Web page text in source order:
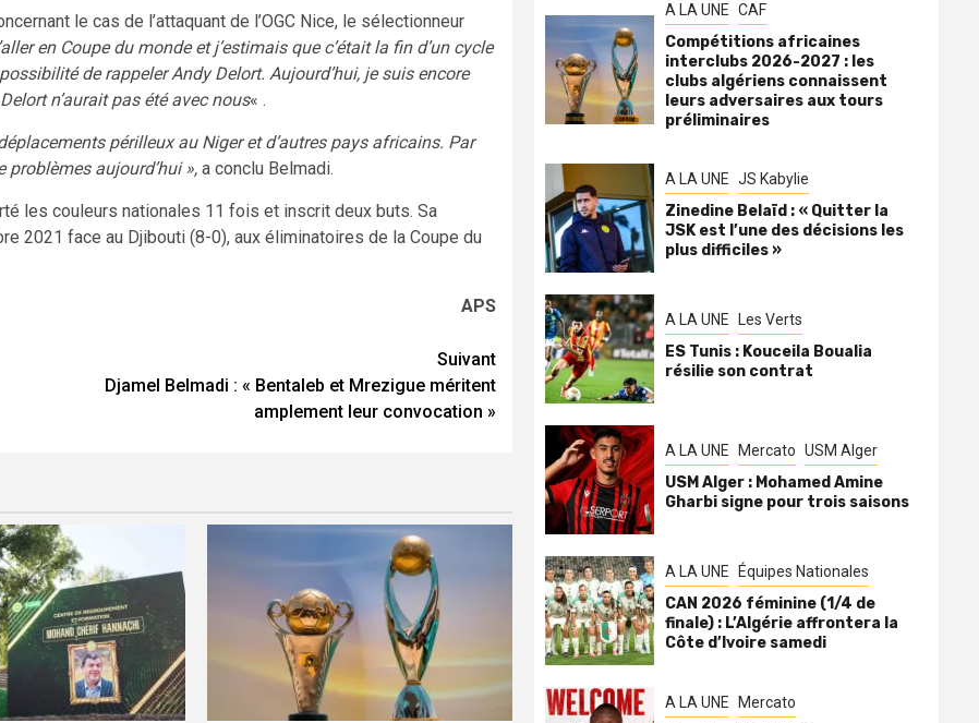
le cas de l’attaquant de l’OGC Nice, le sélectionneur
en Coupe du monde et j’estimais que c’était la fin d’un cycle
de rappeler Andy Delort. Aujourd’hui, je suis encore
n’aurait pas été avec nous« .
périlleux au Niger et d’autres pays africains. Par
aujourd’hui », a conclu Belmadi.
les couleurs nationales 11 fois et inscrit deux buts. Sa
2021 face au Djibouti (8-0), aux éliminatoires de la Coupe du
APS
Suivant
Djamel Belmadi : « Bentaleb et Mrezigue méritent
amplement leur convocation »
A LA UNE CAF
Compétitions africaines
interclubs 2026-2027 : les
clubs algériens connaissent
leurs adversaires aux tours
préliminaires
A LA UNE JS Kabylie
Zinedine Belaïd : « Quitter la
JSK est l’une des décisions les
plus difficiles »
A LA UNE Les Verts
ES Tunis : Kouceila Boualia
résilie son contrat
A LA UNE Mercato USM Alger
USM Alger : Mohamed Amine
Gharbi signe pour trois saisons
A LA UNE Équipes Nationales
CAN 2026 féminine (1/4 de
finale) : L’Algérie affrontera la
Côte d’Ivoire samedi
A LA UNE Mercato